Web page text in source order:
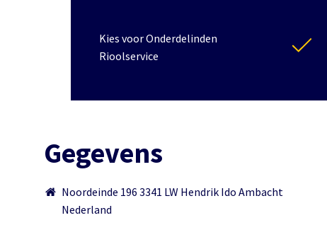
Kies voor Onderdelinden
Rioolservice
Gegevens
Noordeinde 196 3341 LW Hendrik Ido Ambacht
Nederland